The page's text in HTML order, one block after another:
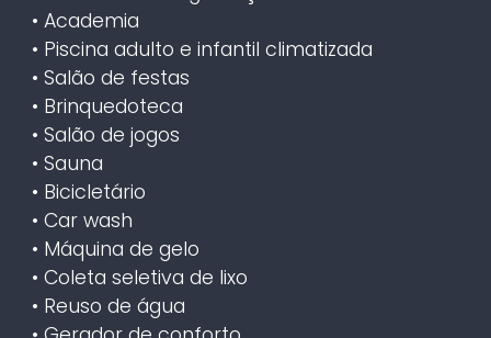
• Academia
• Piscina adulto e infantil climatizada
• Salão de festas
• Brinquedoteca
• Salão de jogos
• Sauna
• Bicicletário
• Car wash
• Máquina de gelo
• Coleta seletiva de lixo
• Reuso de água